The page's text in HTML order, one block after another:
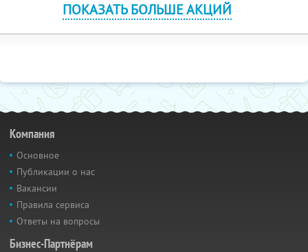
ПОКАЗАТЬ БОЛЬШЕ АКЦИЙ
Компания
Основное
Публикации о нас
Вакансии
Правила сервиса
Ответы на вопросы
Бизнес-Партнёрам